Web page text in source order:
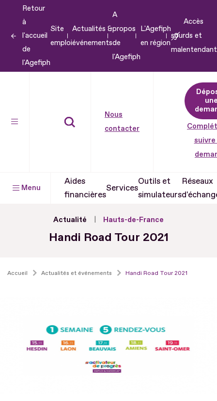
contenu
Retour
à
l'accueil
de
l'Agefiph
Site
emploi
Actualités &
événements
A
propos
de
l'Agefiph
L'Agefiph
en région
Accès
sourds et
Nous
contacter
suivre
Menu
Aides
financières
Services
Outils et
simulateurs
Réseaux
Actualité Hauts-de-France
Handi Road Tour 2021
Accueil Actualités et événements Handi Road Tour 2021